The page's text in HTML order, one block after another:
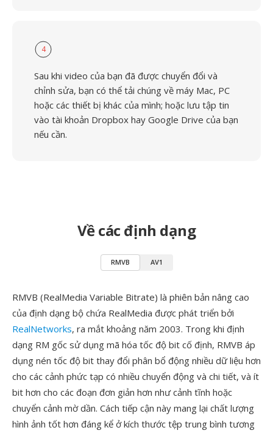
4
Sau khi video của bạn đã được chuyển đổi và
chỉnh sửa, bạn có thể tải chúng về máy Mac, PC
hoặc các thiết bị khác của mình; hoặc lưu tập tin
vào tài khoản Dropbox hay Google Drive của bạn
nếu cần.
Về các định dạng
RMVB AV1
RMVB (RealMedia Variable Bitrate) là phiên bản nâng cao
của định dạng bộ chứa RealMedia được phát triển bởi
RealNetworks, ra mắt khoảng năm 2003. Trong khi định
dạng RM gốc sử dụng mã hóa tốc độ bit cố định, RMVB áp
dụng nén tốc độ bit thay đổi phân bổ động nhiều dữ liệu hơn
cho các cảnh phức tạp có nhiều chuyển động và chi tiết, và ít
bit hơn cho các đoạn đơn giản hơn như cảnh tĩnh hoặc
chuyển cảnh mờ dần. Cách tiếp cận này mang lại chất lượng
hình ảnh tốt hơn đáng kể ở kích thước tệp trung bình tương